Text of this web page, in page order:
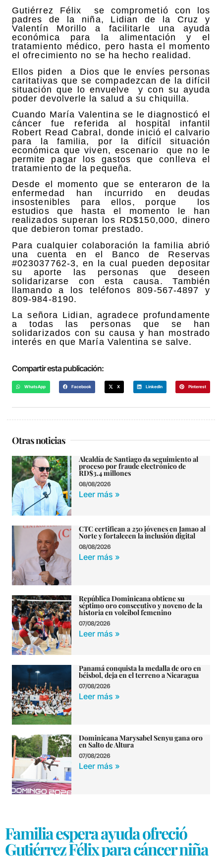
Gutiérrez Félix se comprometió con los
padres de la niña, Lidian de la Cruz y
Valentín Morillo a facilitarle una ayuda
económica para la alimentación y el
tratamiento médico, pero hasta el momento
el ofrecimiento no se ha hecho realidad.
Ellos piden a Dios que le envíes personas
caritativas que se compadezcan de la difícil
situación que lo envuelve y con su ayuda
poder devolverle la salud a su chiquilla.
Cuando María Valentina se le diagnosticó el
cáncer fue referida al hospital infantil
Robert Read Cabral, donde inició el calvario
para la familia, por la difícil situación
económica que viven, escenario que no le
permite pagar los gastos que conlleva el
tratamiento de la pequeña.
Desde el momento que se enteraron de la
enfermedad han incurrido en deudas
insostenibles para ellos, porque los
estudios que hasta el momento le han
realizados superan los RD$150,000, dinero
que debieron tomar prestado.
Para cualquier colaboración la familia abrió
una cuenta en el Banco de Reservas
#023037762-3, en la cual pueden depositar
su aporte las personas que deseen
solidarizarse con esta causa. También
llamando a los teléfonos 809-567-4897 y
809-984-8190.
La señora Lidian, agradece profundamente
a todas las personas que se han
solidarizados con su causa y han mostrado
interés en que María Valentina se salve.
Compartir esta publicación:
WhatsApp Facebook X LinkedIn Pinterest
Otras noticias
Alcaldía de Santiago da seguimiento al
proceso por fraude electrónico de
RD$3.4 millones
08/08/2026
Leer más »
CTC certifican a 250 jóvenes en Jamao al
Norte y fortalecen la inclusión digital
08/08/2026
Leer más »
República Dominicana obtiene su
séptimo oro consecutivo y noveno de la
historia en voleibol femenino
07/08/2026
Leer más »
Panamá conquista la medalla de oro en
béisbol, deja en el terreno a Nicaragua
07/08/2026
Leer más »
Dominicana Marysabel Senyu gana oro
en Salto de Altura
07/08/2026
Leer más »
Familia espera ayuda ofreció
Gutiérrez Félix para cáncer niña